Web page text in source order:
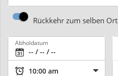
Rückkehr zum selben Ort
Abholdatum